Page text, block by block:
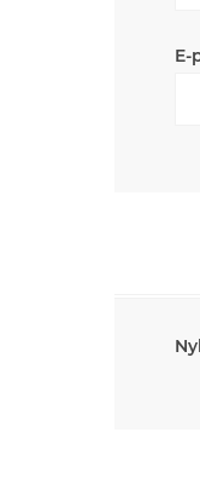
E-